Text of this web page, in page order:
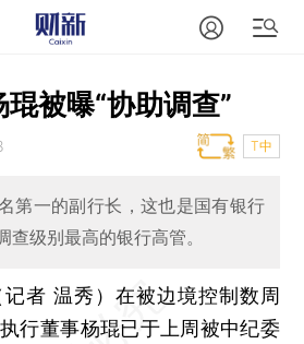
被曝“协助调查”
T中
第一的副行长，这也是国有银行
查级别最高的银行高管。
者 温秀） 在被边境控制数周
行董事杨琨已于上周被中纪委